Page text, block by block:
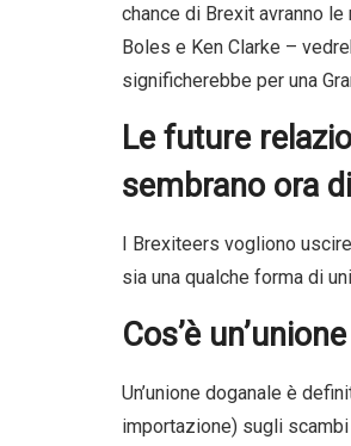
chance di Brexit avranno
Boles e Ken Clarke –
significherebbe per una
Le future
sembrano ora
I Brexiteers vogliono
sia una qualche forma di
Cos’è
Un’unione doganale è
importazione) sugli